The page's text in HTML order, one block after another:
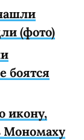
(фото)
боятся
икону,
Мономаху